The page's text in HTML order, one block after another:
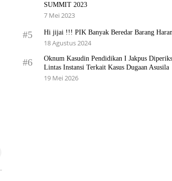
SUMMIT 2023
7 Mei 2023
#5 Hi jijai !!! PIK Banyak Beredar Barang
18 Agustus 2024
#6
Oknum Kasudin Pendidikan I Jakpus
Lintas Instansi Terkait Kasus Dugaan Asusila
19 Mei 2026